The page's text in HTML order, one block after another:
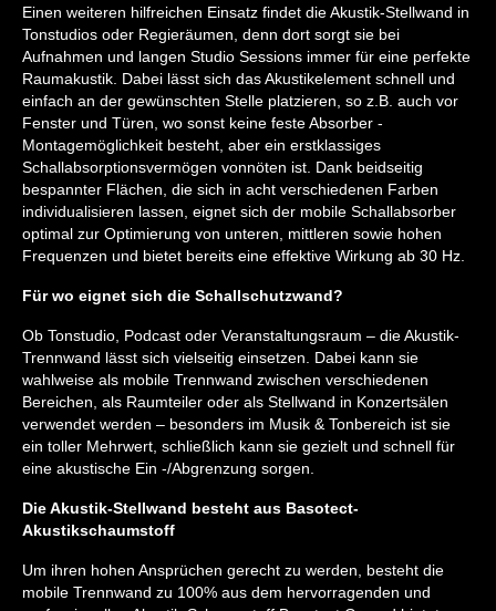
Einen weiteren hilfreichen Einsatz findet die Akustik-Stellwand in
Tonstudios oder Regieräumen, denn dort sorgt sie bei
Aufnahmen und langen Studio Sessions immer für eine perfekte
Raumakustik. Dabei lässt sich das Akustikelement schnell und
einfach an der gewünschten Stelle platzieren, so z.B. auch vor
Fenster und Türen, wo sonst keine feste Absorber -
Montagemöglichkeit besteht, aber ein erstklassiges
Schallabsorptionsvermögen vonnöten ist. Dank beidseitig
bespannter Flächen, die sich in acht verschiedenen Farben
individualisieren lassen, eignet sich der mobile Schallabsorber
optimal zur Optimierung von unteren, mittleren sowie hohen
Frequenzen und bietet bereits eine effektive Wirkung ab 30 Hz.
Für wo eignet sich die Schallschutzwand?
Ob Tonstudio, Podcast oder Veranstaltungsraum – die Akustik-
Trennwand lässt sich vielseitig einsetzen. Dabei kann sie
wahlweise als mobile Trennwand zwischen verschiedenen
Bereichen, als Raumteiler oder als Stellwand in Konzertsälen
verwendet werden – besonders im Musik & Tonbereich ist sie
ein toller Mehrwert, schließlich kann sie gezielt und schnell für
eine akustische Ein -/Abgrenzung sorgen.
Die Akustik-Stellwand besteht aus Basotect-
Akustikschaumstoff
Um ihren hohen Ansprüchen gerecht zu werden, besteht die
mobile Trennwand zu 100% aus dem hervorragenden und